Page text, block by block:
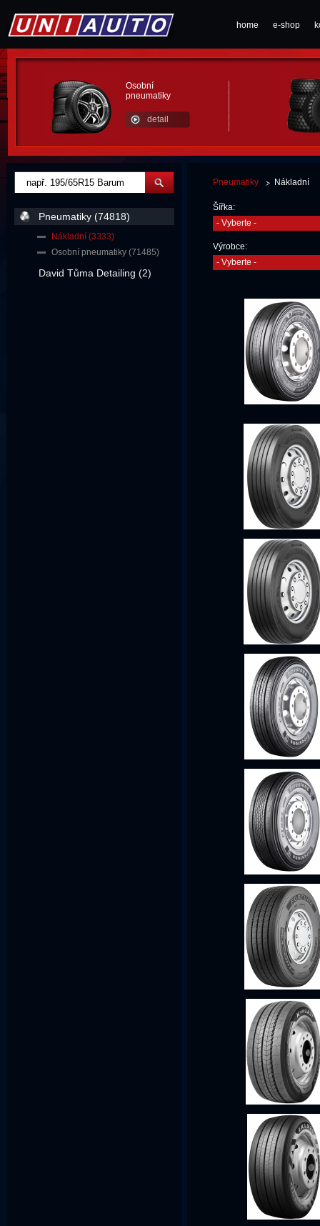
home e-shop
Osobní
pneumatiky
detail
Pneumatiky Nákladní
Šířka:
- Vyberte -
Výrobce:
- Vyberte -
Pneumatiky (74818)
Nákladní (3333)
Osobní pneumatiky (71485)
David Tůma Detailing (2)